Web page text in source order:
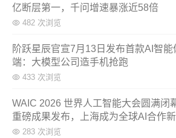
亿断层第一，千问增速暴涨近58倍
482 次浏览
阶跃星辰官宣7月13日发布首款AI智能
端：大模型公司造手机抢跑
433 次浏览
WAIC 2026 世界人工智能大会圆满闭
重磅成果发布，上海成为全球AI合作
283 次浏览